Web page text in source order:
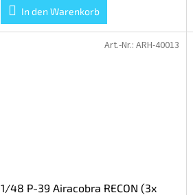
In den Warenkorb
1/48 P-39 Airacobra RECON (3x
Art.-Nr.: ARH-40013